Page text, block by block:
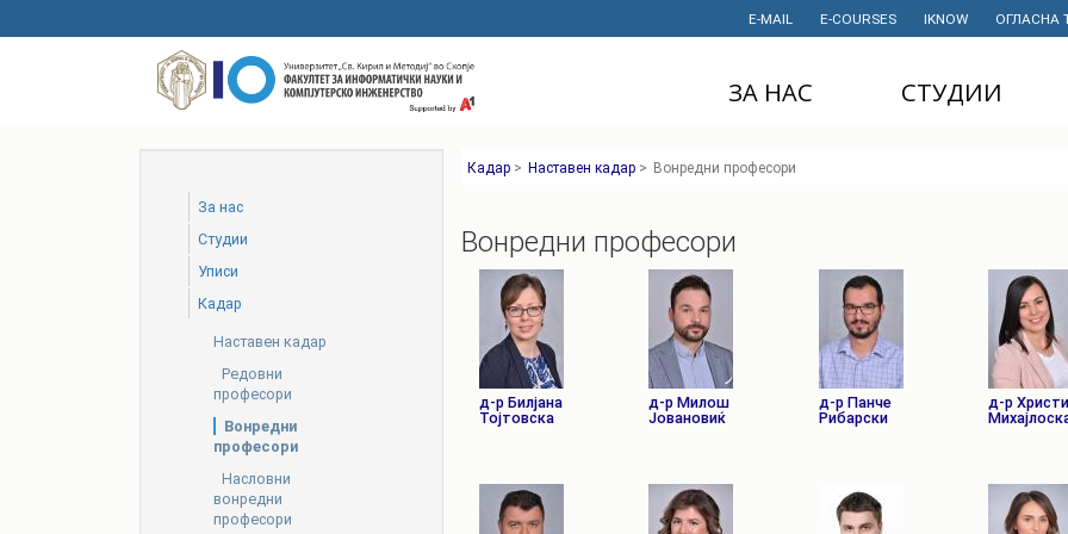
to
E-MAIL E-COURSES IKNOW ОГЛАСНА
ЗА НАС
ПРАВНИ АКТИ
И ДОКУМЕНТИ
ПРОЕКТИ
НАУЧНА
ДЕЈНОСТ
ФИНАНСИИ
ФИНКИ Е МОЈ
СТУДИИ
ДОКТОРСКИ
СТУДИИ
ПРОФЕСИОНАЛНИ
И СТРУЧНИ ОБУКИ
СТУДЕНТСКА
ОРГАНИЗАЦИИ
За нас
Студии
Уписи
Кадар
Наставен кадар
Редовни
професори
Вонредни
професори
Насловни
вонредни
професори
Кадар > Наставен кадар > Вонредни професори
Вонредни професори
д-р Билјана
Тојтовска
д-р Милош
Јовановиќ
д-р Панче
Рибарски
д-р